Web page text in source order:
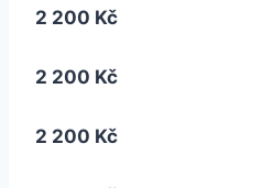
2 200 Kč
2 200 Kč
2 200 Kč